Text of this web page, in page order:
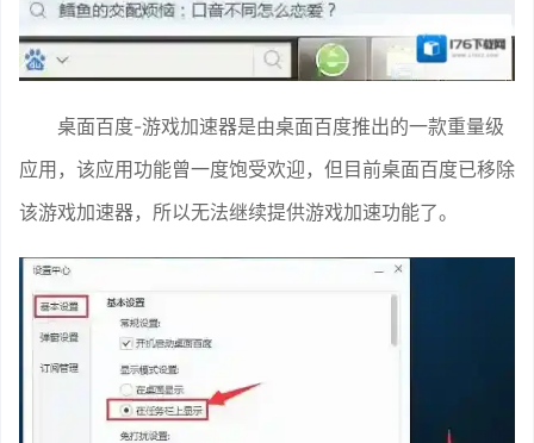
桌面百度-游戏加速器是由桌面百度推出的一款重量级
应用，该应用功能曾一度饱受欢迎，但目前桌面百度已移除
该游戏加速器，所以无法继续提供游戏加速功能了。